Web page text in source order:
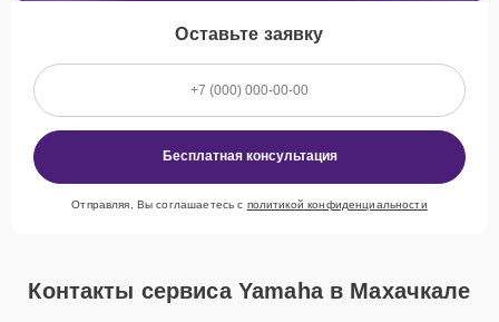
Оставьте заявку
Бесплатная консультация
Отправляя, Вы соглашаетесь с политикой конфиденциальности
Контакты сервиса Yamaha в Махачкале